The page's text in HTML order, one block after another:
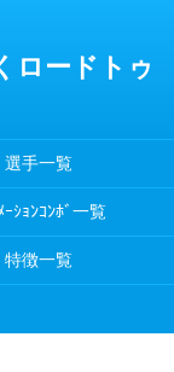
ロードトゥ
選手一覧
ｰｼｮﾝｺﾝﾎﾞ一覧
特徴一覧